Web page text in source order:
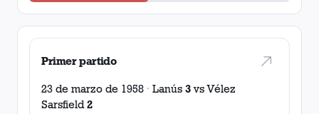
Primer partido
23 de marzo de 1958 · Lanús 3vs Vélez
Sarsfield 2